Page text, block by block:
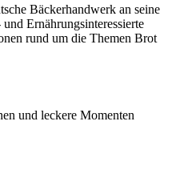
Bäckerhandwerk an seine
Ernährungsinteressierte
rund um die Themen Brot
und leckere Momenten